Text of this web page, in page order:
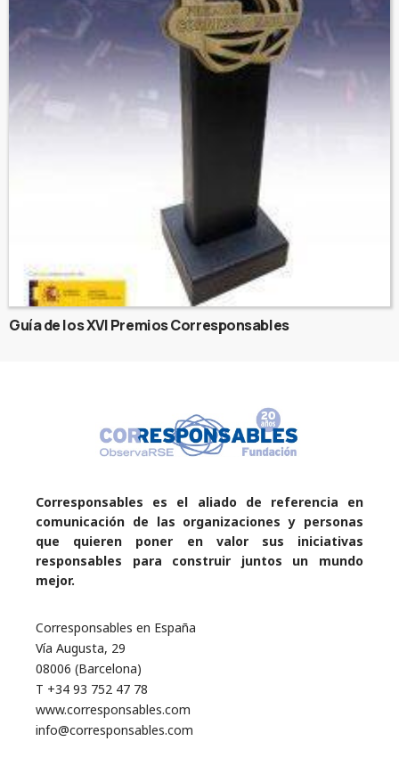
Guía de los XVI Premios Corresponsables
Corresponsables es el aliado de referencia en
comunicación de las organizaciones y personas
que quieren poner en valor sus iniciativas
responsables para construir juntos un mundo
mejor.
Corresponsables en España
Vía Augusta, 29
08006 (Barcelona)
T +34 93 752 47 78
www.corresponsables.com
info@corresponsables.com